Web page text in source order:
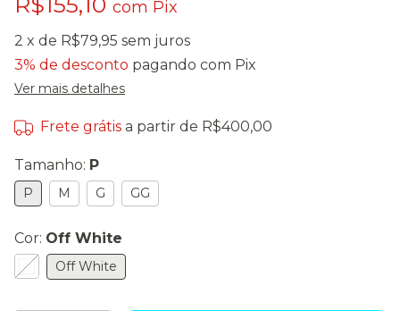
com Pix
2 x de R$79,95 sem juros
3% de desconto pagando com Pix
Ver mais detalhes
Frete grátis a partir de R$400,00
Tamanho: P
P M G GG
Cor: Off White
Off White